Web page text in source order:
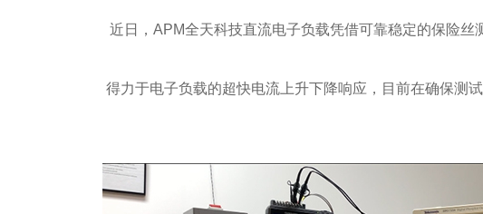
近日，APM全天科技直流电子负载凭借可靠稳定的保险丝
得力于电子负载的超快电流上升下降响应，目前在确保测试